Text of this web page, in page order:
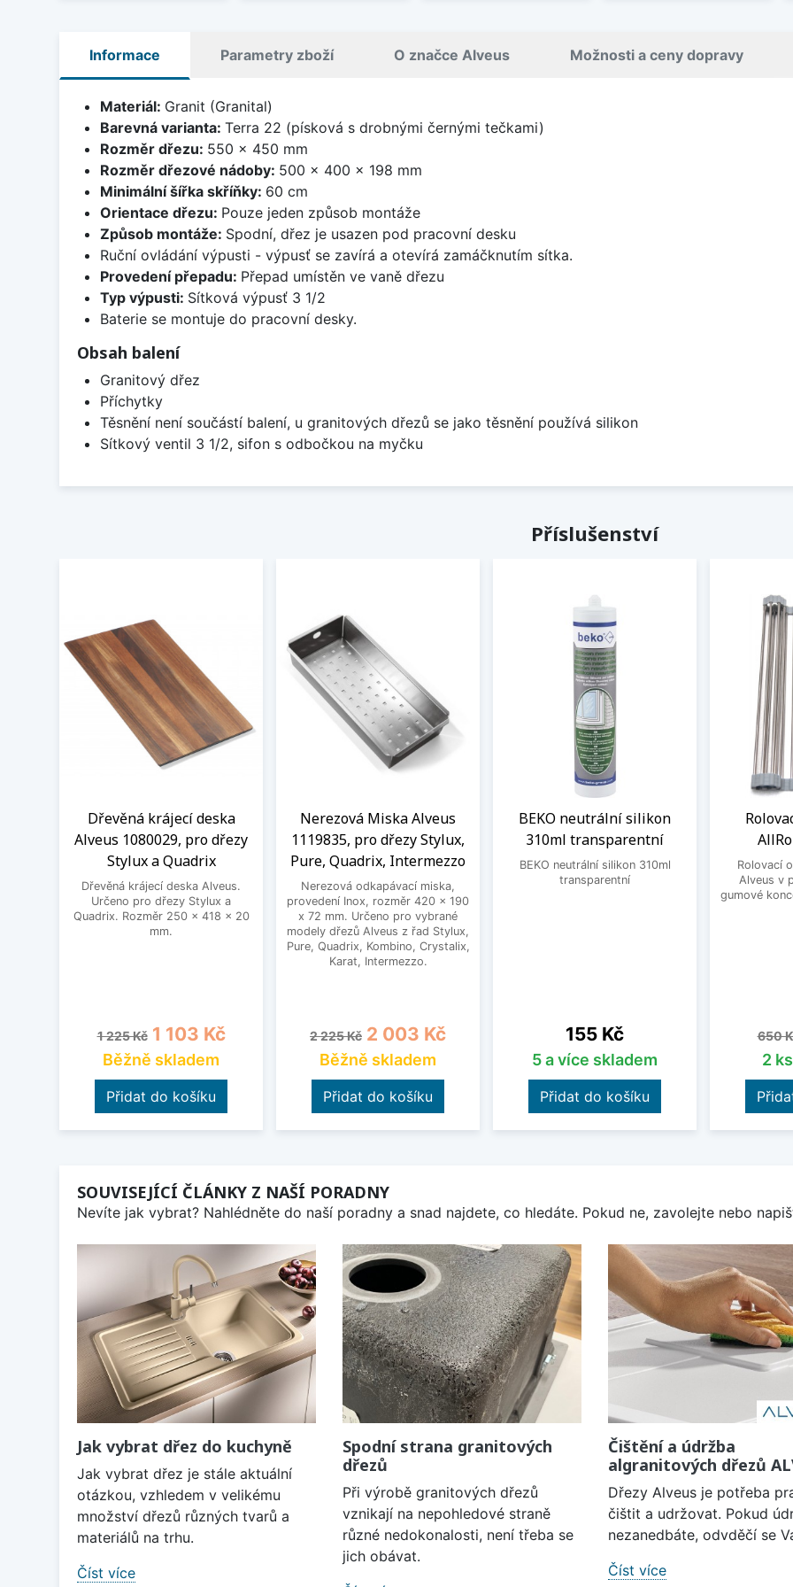
Informace Parametry zboží O značce Alveus Možnosti a ceny dopravy
Materiál: Granit (Granital)
Barevná varianta: Terra 22 (písková s drobnými černými tečkami)
Rozměr dřezu: 550 x 450 mm
Rozměr dřezové nádoby: 500 x 400 x 198 mm
Minimální šířka skříňky: 60 cm
Orientace dřezu: Pouze jeden způsob montáže
Způsob montáže: Spodní, dřez je usazen pod pracovní desku
Ruční ovládání výpusti - výpusť se zavírá a otevírá zamáčknutím sítka.
Provedení přepadu: Přepad umístěn ve vaně dřezu
Typ výpusti: Sítková výpusť 3 1/2
Baterie se montuje do pracovní desky.
Obsah balení
Granitový dřez
Příchytky
Těsnění není součástí balení, u granitových dřezů se jako těsnění používá silikon
Sítkový ventil 3 1/2, sifon s odbočkou na myčku
Příslušenství
Dřevěná krájecí deska
Alveus 1080029, pro dřezy
Stylux a Quadrix
Dřevěná krájecí deska Alveus.
Určeno pro dřezy Stylux a
Quadrix. Rozměr 250 x 418 x 20
mm.
Běžná cena
1 225 Kč Cena
1 103 Kč
Běžně skladem
Přidat do košíku
Nerezová Miska Alveus
1119835, pro dřezy Stylux,
Pure, Quadrix, Intermezzo
Nerezová odkapávací miska,
provedení Inox, rozměr 420 x 190
x 72 mm. Určeno pro vybrané
modely dřezů Alveus z řad Stylux,
Pure, Quadrix, Kombino, Crystalix,
Karat, Intermezzo.
Běžná cena
2 225 Kč Cena
2 003 Kč
Běžně skladem
Přidat do košíku
BEKO neutrální silikon
310ml transparentní
BEKO neutrální silikon 310ml
transparentní
Cena
155 Kč
5 a více skladem
Přidat do košíku
Rolovací
Alveus v
gumové
650
2
SOUVISEJÍCÍ ČLÁNKY Z NAŠÍ PORADNY
Nevíte jak vybrat? Nahlédněte do naší poradny a snad najdete, co hledáte. Pokud ne, zavolejte nebo
Jak vybrat dřez do kuchyně
Jak vybrat dřez je stále aktuální
otázkou, vzhledem v velikému
množství dřezů různých tvarů a
materiálů na trhu.
Číst více
Spodní strana granitových
dřezů
Při výrobě granitových dřezů
vznikají na nepohledové straně
různé nedokonalosti, není třeba se
jich obávat.
Čištění a údržba
algranitových dřezů
Dřezy Alveus je potřeba
čištit a udržovat. Pokud
nezanedbáte, odvděčí se
Číst více